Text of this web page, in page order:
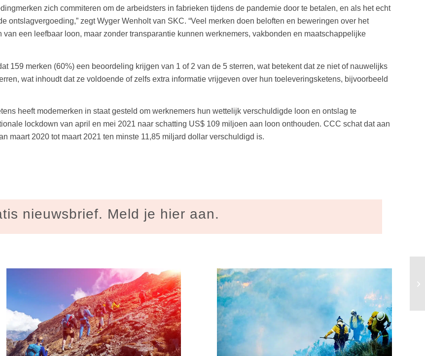
zich commiteren om de arbeidsters in fabrieken tijdens de pandemie door te betalen, en als het echt
ontslagvergoeding,” zegt Wyger Wenholt van SKC. “Veel merken doen beloften en beweringen over het
een leefbaar loon, maar zonder transparantie kunnen werknemers, vakbonden en maatschappelijke
159 merken (60%) een beoordeling krijgen van 1 of 2 van de 5 sterren, wat betekent dat ze niet of nauwelijks
wat inhoudt dat ze voldoende of zelfs extra informatie vrijgeven over hun toeleveringsketens, bijvoorbeeld
heeft modemerken in staat gesteld om werknemers hun wettelijk verschuldigde loon en ontslag te
lockdown van april en mei 2021 naar schatting US$ 109 miljoen aan loon onthouden. CCC schat dataan
maart 2020 tot maart 2021 ten minste 11,85 miljard dollar verschuldigd is.
nieuwsbrief. Meld je hier aan.